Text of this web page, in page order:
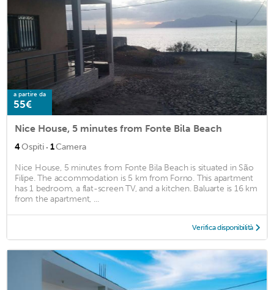
a partire da
55€
Nice House, 5 minutes from Fonte Bila Beach
4Ospiti · 1Camera
Nice House, 5 minutes from Fonte Bila Beach is situated in São
Filipe. The accommodation is 5 km from Forno. This apartment
has 1 bedroom, a flat-screen TV, and a kitchen. Baluarte is 16 km
from the apartment, ...
Verifica disponibilità